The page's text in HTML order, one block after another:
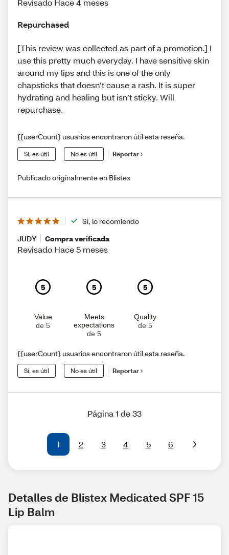
Revisado Hace 4 meses
Repurchased
[This review was collected as part of a promotion.] I
use this pretty much everyday. I have sensitive skin
around my lips and this is one of the only
chapsticks that doesn’t cause a rash. It is super
hydrating and healing but isn’t sticky. Will
repurchase.
{{userCount} usuarios encontraron útil esta reseña.
Sí, es útil No es útil Reportar
Publicado originalmente en Blistex
Sí, lo recomiendo
JUDY
Compra verificada
Revisado Hace 5 meses
5
Value
de 5
5
Meets
expectations
de 5
5
Quality
de 5
{{userCount} usuarios encontraron útil esta reseña.
Sí, es útil No es útil Reportar
Página 1 de 33
1 2 3 4 5 6
Detalles de Blistex Medicated SPF 15
Lip Balm